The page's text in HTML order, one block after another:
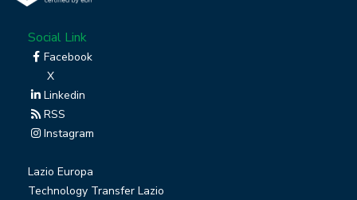
Social Link
Facebook
X
Linkedin
RSS
Instagram
Lazio Europa
Technology Transfer Lazio